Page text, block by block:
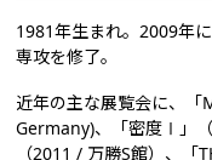
1981年生まれ。2009年
専攻を修了。
近年の主な展覧会に、「
Germany)、「密度Ⅰ」（
（2011 / 万勝S館）、「